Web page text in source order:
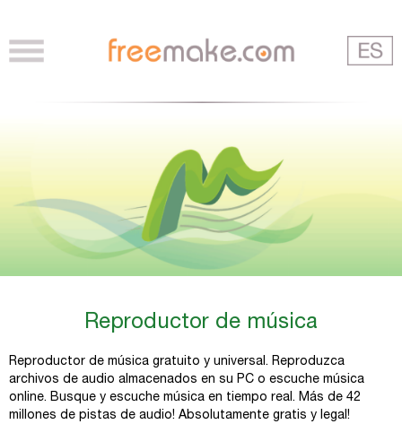
Reproductor de música
Reproductor de música gratuito y universal. Reproduzca
archivos de audio almacenados en su PC o escuche música
online. Busque y escuche música en tiempo real. Más de 42
millones de pistas de audio! Absolutamente gratis y legal!